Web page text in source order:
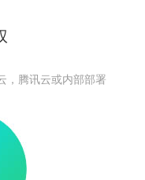
，腾讯云或内部部署